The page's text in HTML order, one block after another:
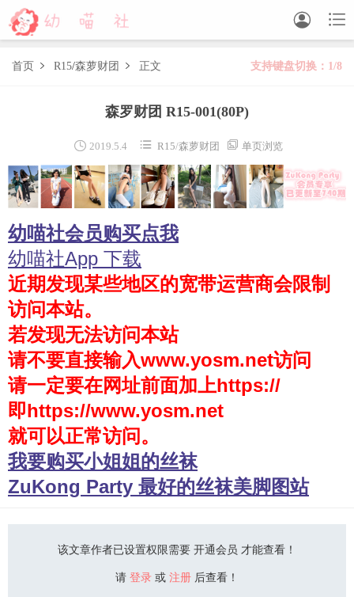


FREE LOVEPLUS R15 SSR
森萝财团视频
木花琳琳是勇者写真 木花琳琳是勇者视频
风之领域
喵写真
轻兰映画
少女秩序
会员购买
幼喵社App
首页  R15/森萝财团  正文 支持键盘切换：1/8
森罗财团 R15-001(80P)
 2019.5.4  R15/森萝财团  单页浏览
幼喵社会员购买点我
幼喵社App 下载
近期发现某些地区的宽带运营商会限制
访问本站。
若发现无法访问本站
请不要直接输入www.yosm.net访问
请一定要在网址前面加上https://
即https://www.yosm.net
就可以正常访问。
我要购买小姐姐的丝袜
ZuKong Party 最好的丝袜美脚图站
该文章作者已设置权限需要 开通会员 才能查看！
请 登录 或 注册 后查看！